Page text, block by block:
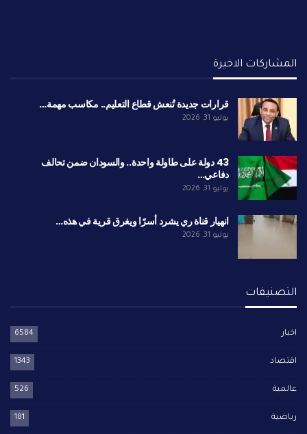
المشاركات الاخيرة
قرارات جديدة تُنعش قطاع التعليم.. مكاسب مهمة…
يوليو 31, 2026
43 دولة على طاولة واحدة.. والسودان ضمن تحالف
دفاعي…
يوليو 31, 2026
انهيار قناة ري يشرد أسرًا ويغرق قرية في هذه…
يوليو 31, 2026
التصنيفات
اخبار 6584
اقتصاد 1343
عالمية 526
رياضية 181